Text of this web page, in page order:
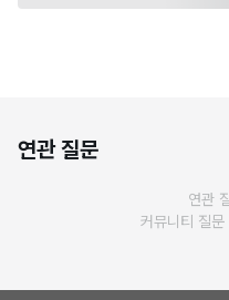
연관 질문
연관
커뮤니티 질문